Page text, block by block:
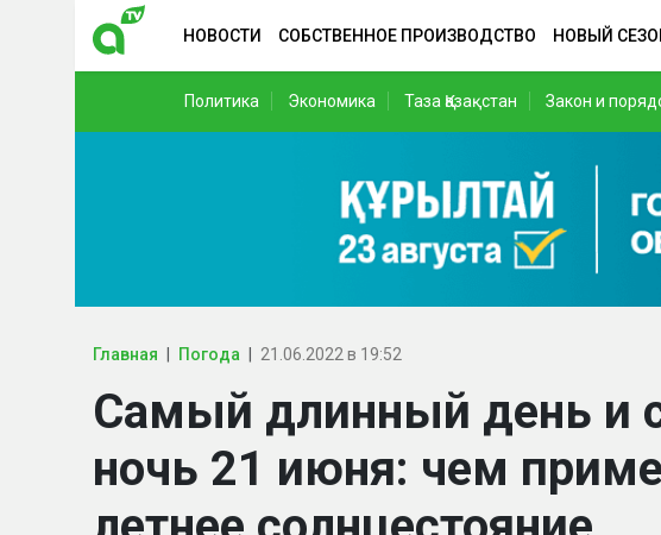
НОВОСТИ СОБСТВЕННОЕ ПРОИЗВОДСТВО НОВЫЙ
Политика Экономика Таза Қазақстан Закон и
Главная Погода 21.06.2022 в 19:52
Самый длинный день и
ночь 21 июня: чем